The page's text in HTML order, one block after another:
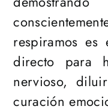
respiramos
directo para
nervioso,
curación